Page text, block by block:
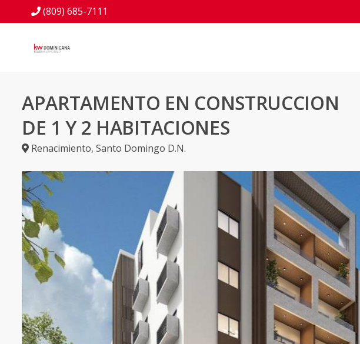
(809) 685-7111
APARTAMENTO EN CONSTRUCCION
DE 1 Y 2 HABITACIONES
Renacimiento, Santo Domingo D.N.